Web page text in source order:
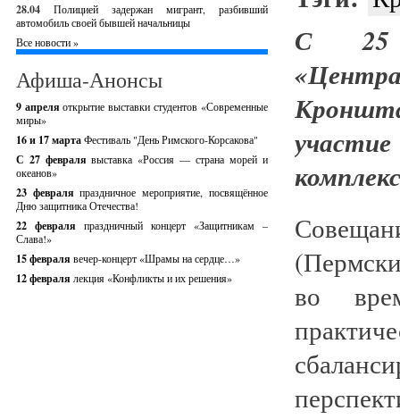
28.04
Полицией задержан мигрант, разбивший
автомобиль своей бывшей начальницы
Все новости »
Афиша-Анонсы
9 апреляоткрытие выставки студентов «Современные
миры»
16 и 17 мартаФестиваль "День Римского-Корсакова"
С 27 февралявыставка «Россия — страна морей и
океанов»
23 февраляпраздничное мероприятие, посвящённое
Дню защитника Отечества!
22 февраля праздничный концерт «Защитникам –
Слава!»
15 февраля вечер-концерт «Шрамы на сердце…»
12 февраля лекция «Конфликты и их решения»
С 25
во